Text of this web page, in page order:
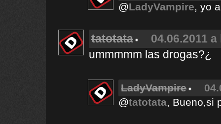
@LadyVampire, yo
tatotata
04.06.2011
ummmmm las drogas?¿
LadyVampire
@tatotata, Bueno,si